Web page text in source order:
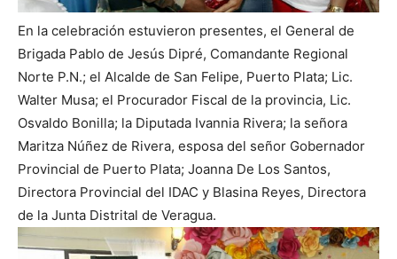
En la celebración estuvieron presentes, el General de
Brigada Pablo de Jesús Dipré, Comandante Regional
Norte P.N.; el Alcalde de San Felipe, Puerto Plata; Lic.
Walter Musa; el Procurador Fiscal de la provincia, Lic.
Osvaldo Bonilla; la Diputada Ivannia Rivera; la señora
Maritza Núñez de Rivera, esposa del señor Gobernador
Provincial de Puerto Plata; Joanna De Los Santos,
Directora Provincial del IDAC y Blasina Reyes, Directora
de la Junta Distrital de Veragua.